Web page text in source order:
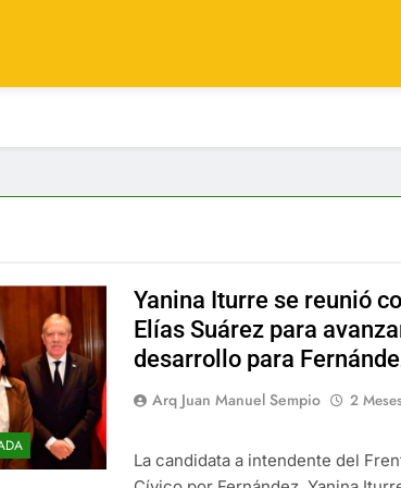
Yanina Iturre se reunió
Elías Suárez para
desarrollo para
Arq Juan Manuel Sempio 2
La candidata a intendente del